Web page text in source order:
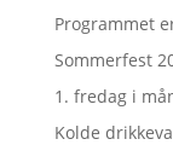
Programmet
Sommerfest
1. fredag i
Kolde